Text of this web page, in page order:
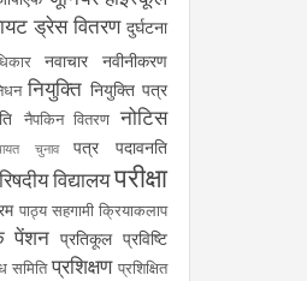
ड्रेस वितरण दुर्घटना
नवाचार नवीनीकरण
नियुक्ति नियुक्ति पत्र
नैपकिन वितरण नोटिस
चुनाव पत्र पदावनति
विद्यालयपरीक्षा
पाठ्य सहगामी क्रियाकलाप
पेंशन प्रतिकूल प्रविष्टि
समिति प्रशिक्षण प्रशिक्षित